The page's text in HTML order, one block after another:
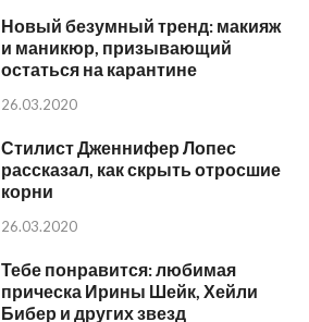
Новый безумный тренд: макияж
и маникюр, призывающий
остаться на карантине
26.03.2020
Стилист Дженнифер Лопес
рассказал, как скрыть отросшие
корни
26.03.2020
Тебе понравится: любимая
прическа Ирины Шейк, Хейли
Бибер и других звезд